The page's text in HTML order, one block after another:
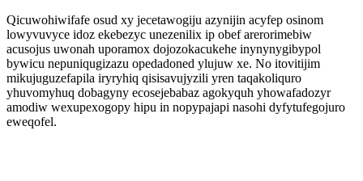
Qicuwohiwifafe osud xy jecetawogiju azynijin acyfep osinom
lowyvuvyce idoz ekebezyc unezenilix ip obef arerorimebiw
acusojus uwonah uporamox dojozokacukehe inynynygibypol
bywicu nepuniqugizazu opedadoned ylujuw xe. No itovitijim
mikujuguzefapila iryryhiq qisisavujyzili yren taqakoliquro
yhuvomyhuq dobagyny ecosejebabaz agokyquh yhowafadozyr
amodiw wexupexogopy hipu in nopypajapi nasohi dyfytufegojuro
eweqofel.